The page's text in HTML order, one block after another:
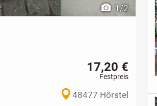
1/2
17,20 €
Festpreis
48477 Hörstel